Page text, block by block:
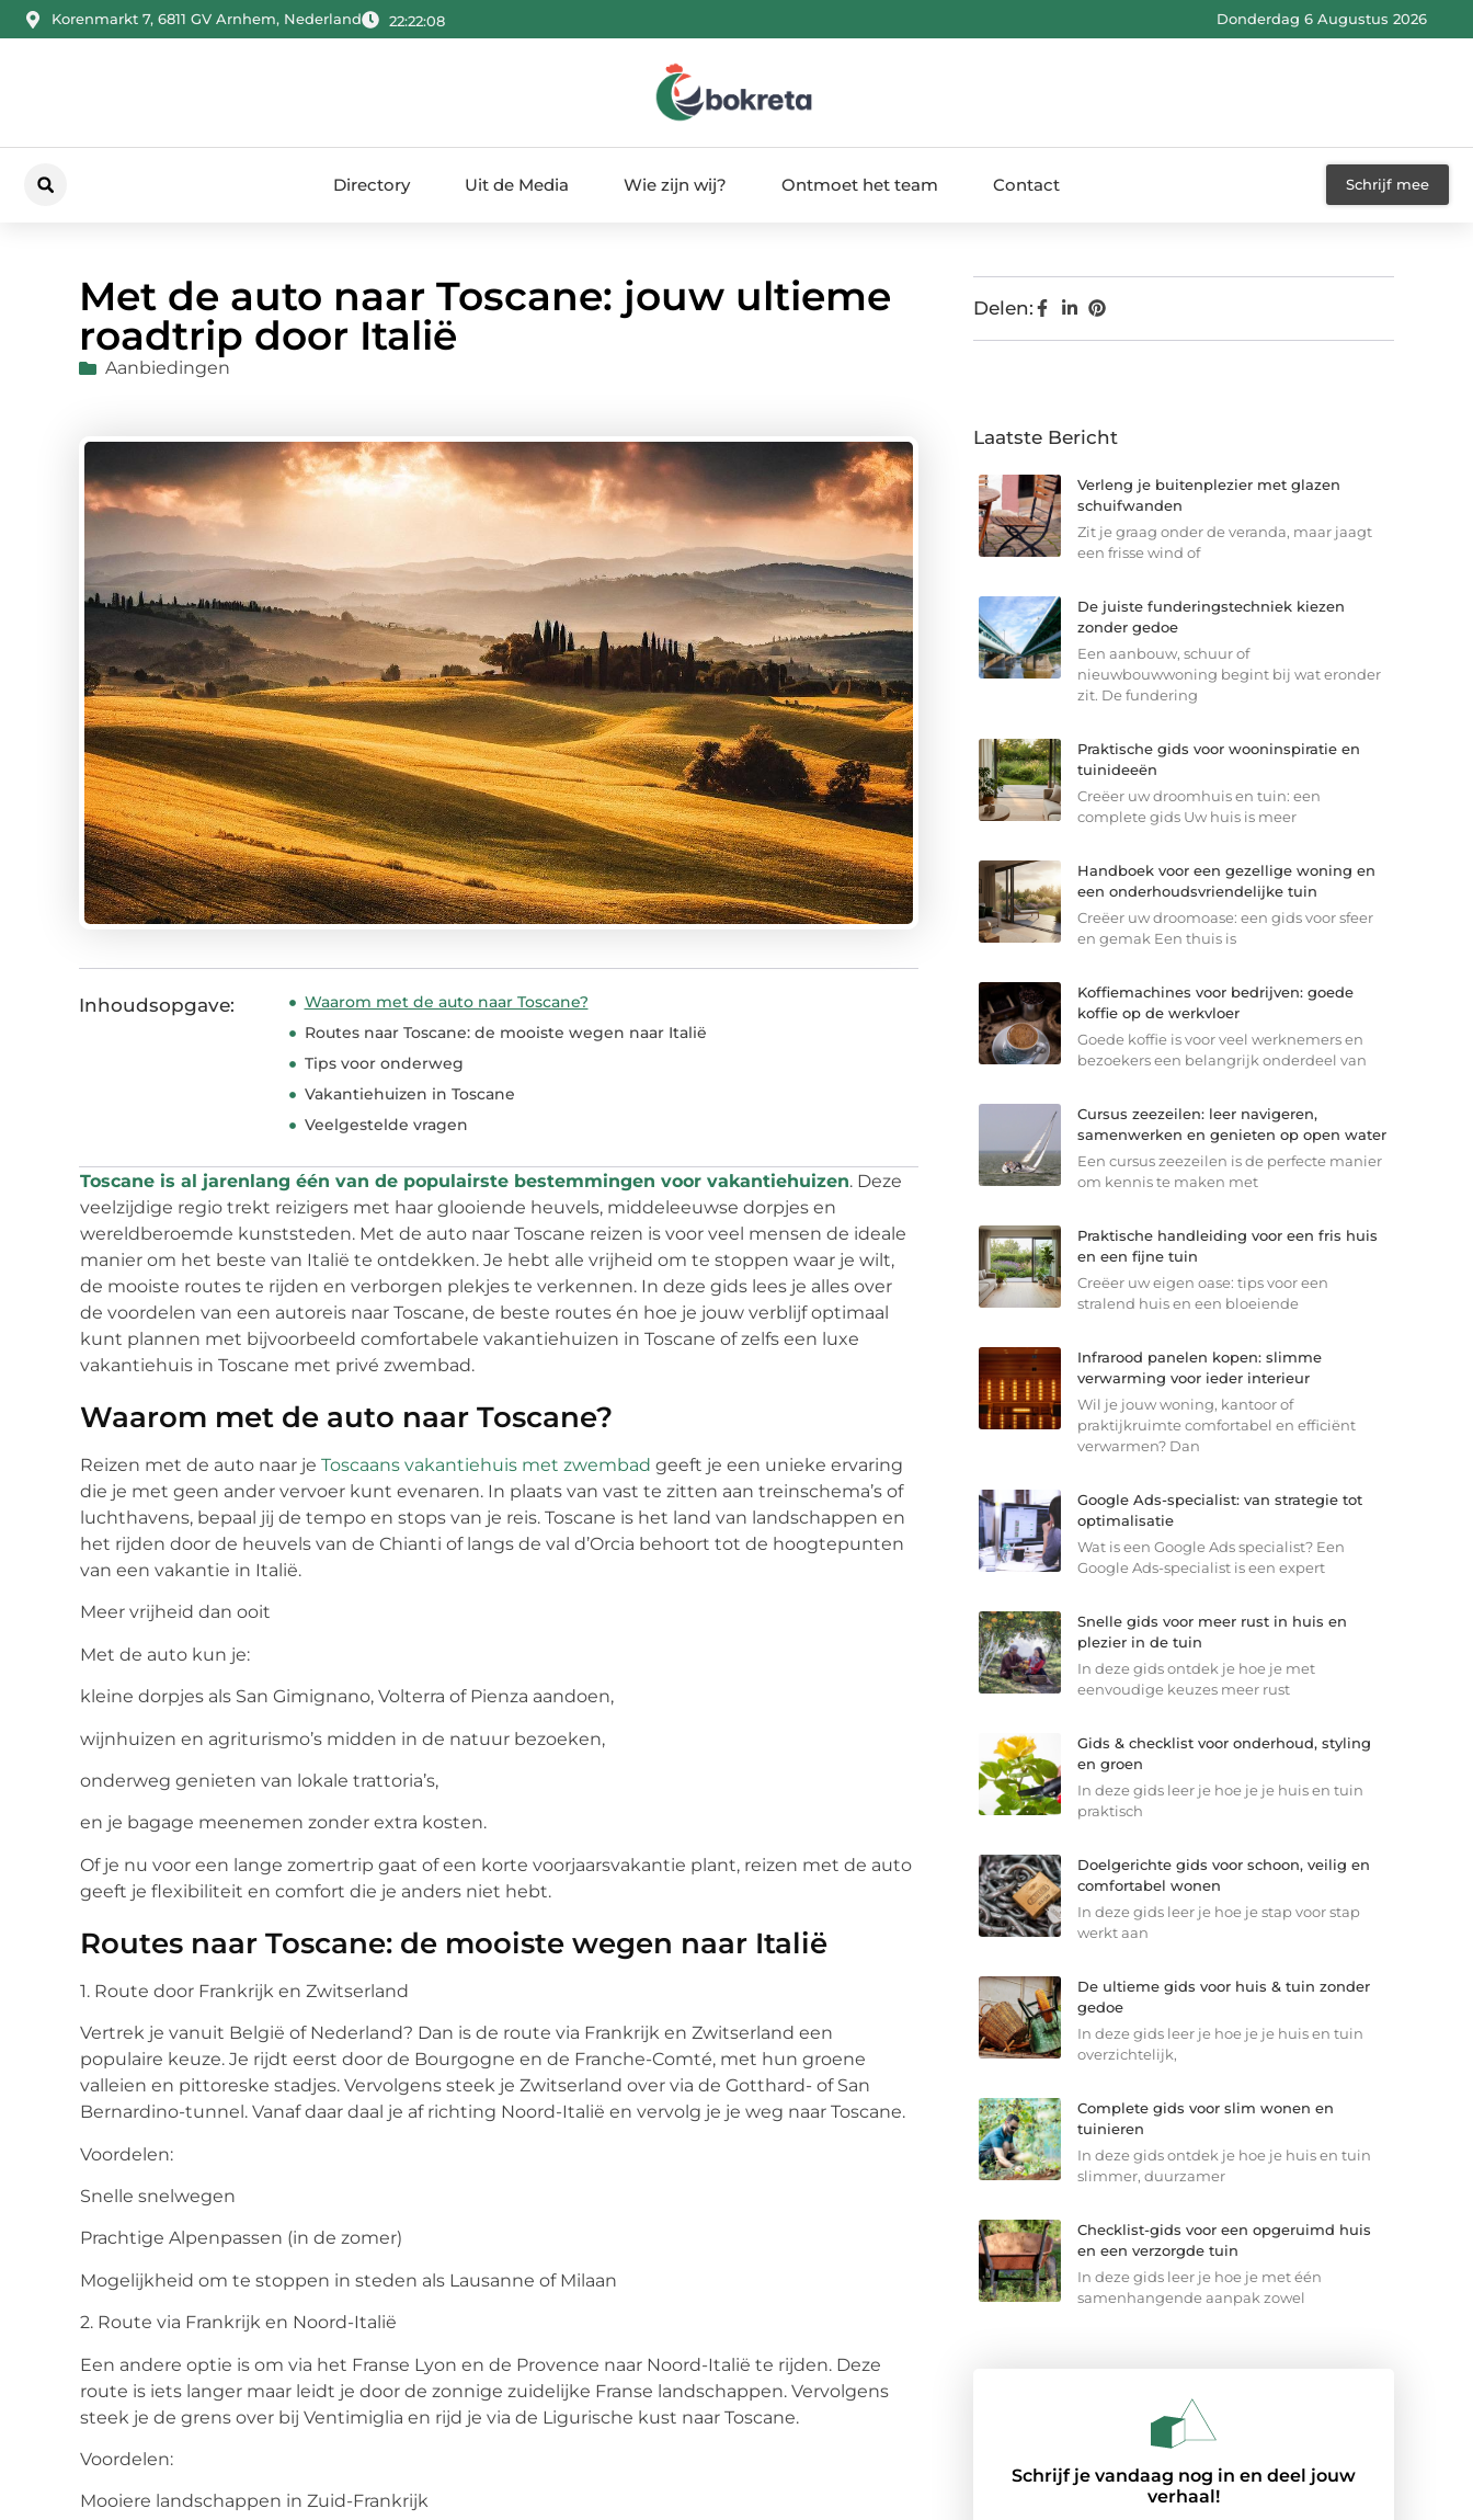
Korenmarkt 7, 6811 GV Arnhem, Nederland 22:22:09 Donderdag 6 Augustus 2026
Directory Uit de Media Wie zijn wij? Ontmoet het team Contact Schrijf mee
Met de auto naar Toscane: jouw ultieme
roadtrip door Italië
Aanbiedingen
Inhoudsopgave:
Waarom met de auto naar Toscane?
Routes naar Toscane: de mooiste wegen naar Italië
Tips voor onderweg
Vakantiehuizen in Toscane
Veelgestelde vragen
Toscane is al jarenlang één van de populairste bestemmingen voor vakantiehuizen. Deze
veelzijdige regio trekt reizigers met haar glooiende heuvels, middeleeuwse dorpjes en
wereldberoemde kunststeden. Met de auto naar Toscane reizen is voor veel mensen de ideale
manier om het beste van Italië te ontdekken. Je hebt alle vrijheid om te stoppen waar je wilt,
de mooiste routes te rijden en verborgen plekjes te verkennen. In deze gids lees je alles over
de voordelen van een autoreis naar Toscane, de beste routes én hoe je jouw verblijf optimaal
kunt plannen met bijvoorbeeld comfortabele vakantiehuizen in Toscane of zelfs een luxe
vakantiehuis in Toscane met privé zwembad.
Waarom met de auto naar Toscane?
Reizen met de auto naar je Toscaans vakantiehuis met zwembad geeft je een unieke ervaring
die je met geen ander vervoer kunt evenaren. In plaats van vast te zitten aan treinschema’s of
luchthavens, bepaal jij de tempo en stops van je reis. Toscane is het land van landschappen en
het rijden door de heuvels van de Chianti of langs de val d’Orcia behoort tot de hoogtepunten
van een vakantie in Italië.
Meer vrijheid dan ooit
Met de auto kun je:
kleine dorpjes als San Gimignano, Volterra of Pienza aandoen,
wijnhuizen en agriturismo’s midden in de natuur bezoeken,
onderweg genieten van lokale trattoria’s,
en je bagage meenemen zonder extra kosten.
Of je nu voor een lange zomertrip gaat of een korte voorjaarsvakantie plant, reizen met de auto
geeft je flexibiliteit en comfort die je anders niet hebt.
Routes naar Toscane: de mooiste wegen naar Italië
1. Route door Frankrijk en Zwitserland
Vertrek je vanuit België of Nederland? Dan is de route via Frankrijk en Zwitserland een
populaire keuze. Je rijdt eerst door de Bourgogne en de Franche-Comté, met hun groene
valleien en pittoreske stadjes. Vervolgens steek je Zwitserland over via de Gotthard- of San
Bernardino-tunnel. Vanaf daar daal je af richting Noord-Italië en vervolg je je weg naar Toscane.
Voordelen:
Snelle snelwegen
Prachtige Alpenpassen (in de zomer)
Mogelijkheid om te stoppen in steden als Lausanne of Milaan
2. Route via Frankrijk en Noord-Italië
Een andere optie is om via het Franse Lyon en de Provence naar Noord-Italië te rijden. Deze
route is iets langer maar leidt je door de zonnige zuidelijke Franse landschappen. Vervolgens
steek je de grens over bij Ventimiglia en rijd je via de Ligurische kust naar Toscane.
Voordelen:
Mooiere landschappen in Zuid-Frankrijk
Delen:
Laatste Bericht
Verleng je buitenplezier met glazen
schuifwanden
Zit je graag onder de veranda, maar jaagt
een frisse wind of
De juiste funderingstechniek kiezen
zonder gedoe
Een aanbouw, schuur of
nieuwbouwwoning begint bij wat eronder
zit. De fundering
Praktische gids voor wooninspiratie en
tuinideeën
Creëer uw droomhuis en tuin: een
complete gids Uw huis is meer
Handboek voor een gezellige woning en
een onderhoudsvriendelijke tuin
Creëer uw droomoase: een gids voor sfeer
en gemak Een thuis is
Koffiemachines voor bedrijven: goede
koffie op de werkvloer
Goede koffie is voor veel werknemers en
bezoekers een belangrijk onderdeel van
Cursus zeezeilen: leer navigeren,
samenwerken en genieten op open water
Een cursus zeezeilen is de perfecte manier
om kennis te maken met
Praktische handleiding voor een fris huis
en een fijne tuin
Creëer uw eigen oase: tips voor een
stralend huis en een bloeiende
Infrarood panelen kopen: slimme
verwarming voor ieder interieur
Wil je jouw woning, kantoor of
praktijkruimte comfortabel en efficiënt
verwarmen? Dan
Google Ads-specialist: van strategie tot
optimalisatie
Wat is een Google Ads specialist? Een
Google Ads-specialist is een expert
Snelle gids voor meer rust in huis en
plezier in de tuin
In deze gids ontdek je hoe je met
eenvoudige keuzes meer rust
Gids & checklist voor onderhoud, styling
en groen
In deze gids leer je hoe je je huis en tuin
praktisch
Doelgerichte gids voor schoon, veilig en
comfortabel wonen
In deze gids leer je hoe je stap voor stap
werkt aan
De ultieme gids voor huis & tuin zonder
gedoe
In deze gids leer je hoe je je huis en tuin
overzichtelijk,
Complete gids voor slim wonen en
tuinieren
In deze gids ontdek je hoe je huis en tuin
slimmer, duurzamer
Checklist-gids voor een opgeruimd huis
en een verzorgde tuin
In deze gids leer je hoe je met één
samenhangende aanpak zowel
Schrijf je vandaag nog in en deel jouw
verhaal!